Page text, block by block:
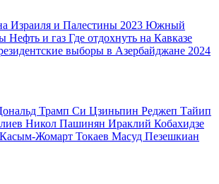
Израиля и Палестины 2023 Южный
Нефть и газ Где отдохнуть на Кавказе
выборы в Азербайджане 2024
Трамп Си Цзиньпин Реджеп Тайип
Никол Пашинян Ираклий Кобахидзе
Касым-Жомарт Токаев Масуд Пезешкиан